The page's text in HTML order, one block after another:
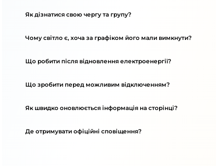
Як дізнатися свою чергу та групу?
Чому світло є, хоча за графіком його мали вимкнути?
Що робити після відновлення електроенергії?
Що зробити перед можливим відключенням?
Як швидко оновлюється інформація на сторінці?
Де отримувати офіційні сповіщення?